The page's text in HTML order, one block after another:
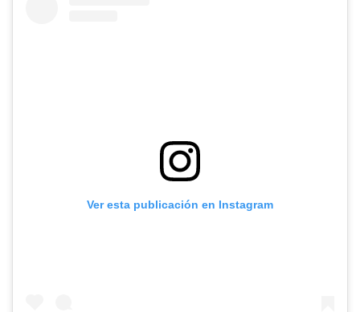
Ver esta publicación en Instagram